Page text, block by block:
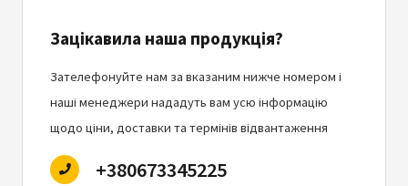
Зацікавила наша продукція?
Зателефонуйте нам за вказаним нижче номером і
наші менеджери нададуть вам усю інформацію
щодо ціни, доставки та термінів відвантаження
+380673345225